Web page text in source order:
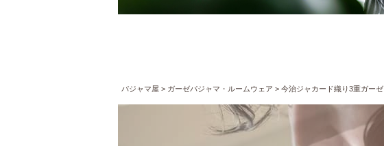
パジャマ屋 ガーゼパジャマ・ルームウェア 今治ジャカード織り3重ガーゼ